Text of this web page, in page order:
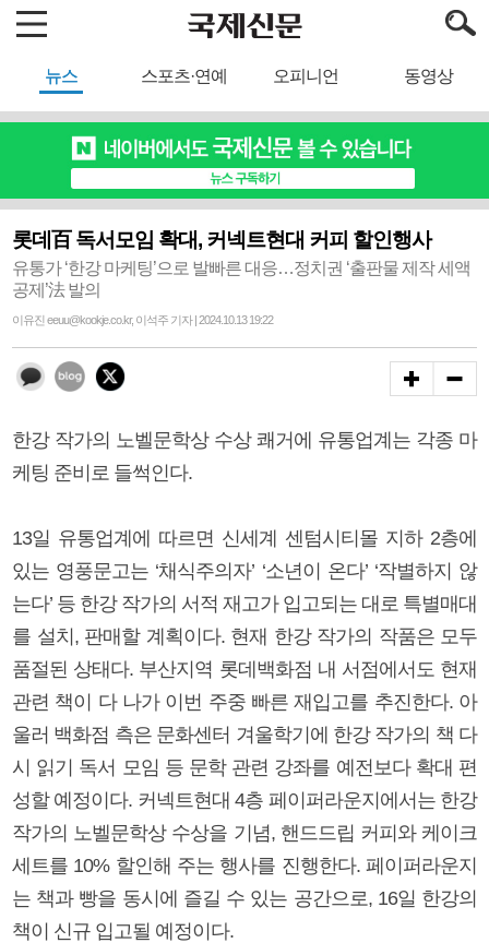
뉴스 스포츠·연예 오피니언 동영상
롯데百 독서모임 확대, 커넥트현대 커피 할인행사
유통가 ‘한강 마케팅’으로 발빠른 대응…정치권 ‘출판물 제작 세액
공제’法 발의
이유진 eeuu@kookje.co.kr, 이석주 기자 | 2024.10.13 19:22
한강 작가의 노벨문학상 수상 쾌거에 유통업계는 각종 마
케팅 준비로 들썩인다.
13일 유통업계에 따르면 신세계 센텀시티몰 지하 2층에
있는 영풍문고는 ‘채식주의자’ ‘소년이 온다’ ‘작별하지 않
는다’ 등 한강 작가의 서적 재고가 입고되는 대로 특별매대
를 설치, 판매할 계획이다. 현재 한강 작가의 작품은 모두
품절된 상태다. 부산지역 롯데백화점 내 서점에서도 현재
관련 책이 다 나가 이번 주중 빠른 재입고를 추진한다. 아
울러 백화점 측은 문화센터 겨울학기에 한강 작가의 책 다
시 읽기 독서 모임 등 문학 관련 강좌를 예전보다 확대 편
성할 예정이다. 커넥트현대 4층 페이퍼라운지에서는 한강
작가의 노벨문학상 수상을 기념, 핸드드립 커피와 케이크
세트를 10% 할인해 주는 행사를 진행한다. 페이퍼라운지
는 책과 빵을 동시에 즐길 수 있는 공간으로, 16일 한강의
책이 신규 입고될 예정이다.